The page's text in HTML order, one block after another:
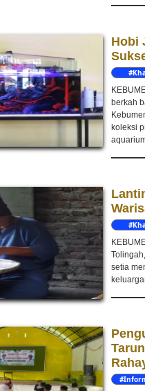
Hobi
berkah
koleksi
setia